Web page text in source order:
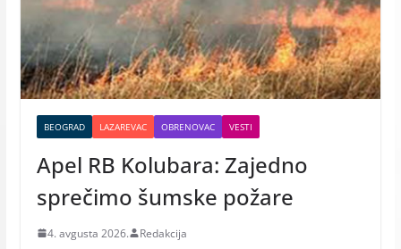
BEOGRAD LAZAREVAC OBRENOVAC VESTI
Apel RB Kolubara: Zajedno
sprečimo šumske požare
4. avgusta 2026. Redakcija